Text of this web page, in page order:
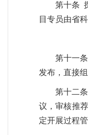
第十条
目专员由省
第十一
发布，直接
第十二
议，审核推
定开展过程